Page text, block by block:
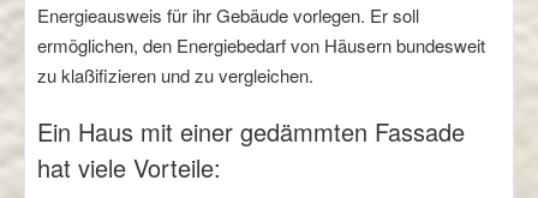
Energieausweis für ihr Gebäude vorlegen. Er soll
ermöglichen, den Energiebedarf von Häusern bundesweit
zu klaßifizieren und zu vergleichen.
Ein Haus mit einer gedämmten Fassade
hat viele Vorteile: